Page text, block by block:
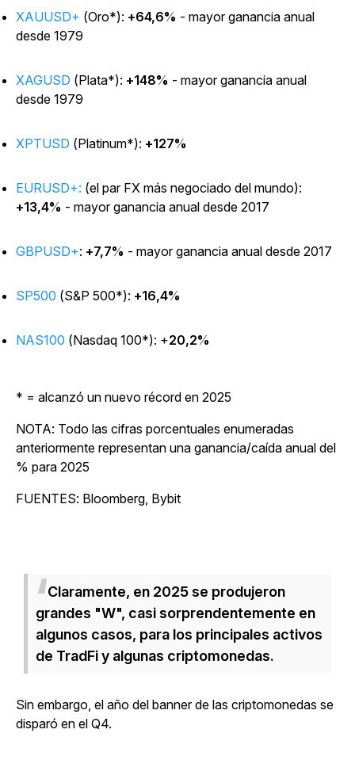
XAUUSD+ (Oro*): +64,6% - mayor ganancia anual
desde 1979
XAGUSD (Plata*): +148% - mayor ganancia anual
desde 1979
XPTUSD (Platinum*): +127%
EURUSD+: (el par FX más negociado del mundo):
+13,4% - mayor ganancia anual desde 2017
GBPUSD+: +7,7% - mayor ganancia anual desde 2017
SP500 (S&P 500*): +16,4%
NAS100 (Nasdaq 100*): +20,2%
* = alcanzó un nuevo récord en 2025
NOTA: Todo las cifras porcentuales enumeradas
anteriormente representan una ganancia/caída anual del
% para 2025
FUENTES: Bloomberg, Bybit
Claramente, en 2025 se produjeron
grandes "W", casi sorprendentemente en
algunos casos, para los principales activos
de TradFi y algunas criptomonedas.
Sin embargo, el año del banner de las criptomonedas se
disparó en el Q4.